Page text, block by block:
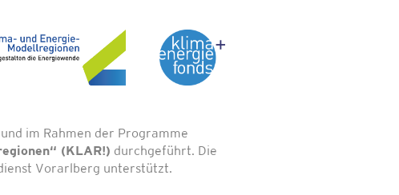
im Rahmen der Programme
(KLAR!) durchgeführt. Die
Vorarlberg unterstützt.